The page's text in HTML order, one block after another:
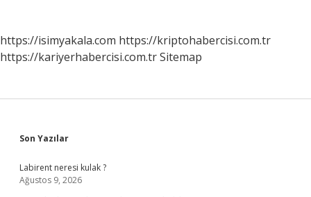
https://isimyakala.com https://kriptohabercisi.com.tr
https://kariyerhabercisi.com.trSitemap
Sidebar
Son Yazılar
Labirent neresi kulak ?
Ağustos 9, 2026